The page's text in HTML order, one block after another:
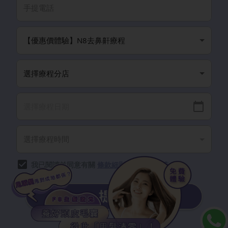
我已閱讀並同意有關 條款細則以及 隱私政策。